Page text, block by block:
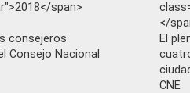
span>
consejeros
Consejo Nacional
</
El
CNE